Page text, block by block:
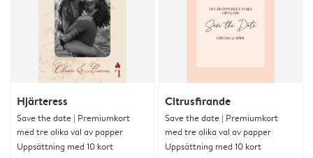
Hjärteress
Save the date | Premiumkort
med tre olika val av papper
Uppsättning med 10 kort
Citrusfirande
Save the date | Premiumkort
med tre olika val av papper
Uppsättning med 10 kort